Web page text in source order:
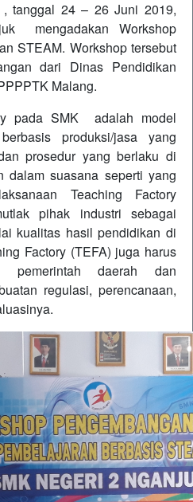
tanggal 24 – 26 Juni 2019,
mengadakan Workshop
STEAM. Workshop tersebut
dari Dinas Pendidikan
Malang.
pada SMK adalah model
produksi/jasa yang
prosedur yang berlaku di
dalam suasana seperti yang
Teaching Factory
pihak industri sebagai
kualitas hasil pendidikan di
Factory (TEFA) juga harus
pemerintah daerah dan
regulasi, perencanaan,